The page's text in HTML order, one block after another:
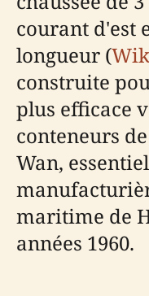
courant d'est
longueur (
construite
plus efficace
conteneurs
Wan,
maritime de
années 1960.